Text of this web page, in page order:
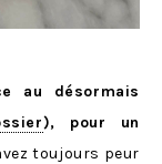
au désormais
), pour un
toujours peur